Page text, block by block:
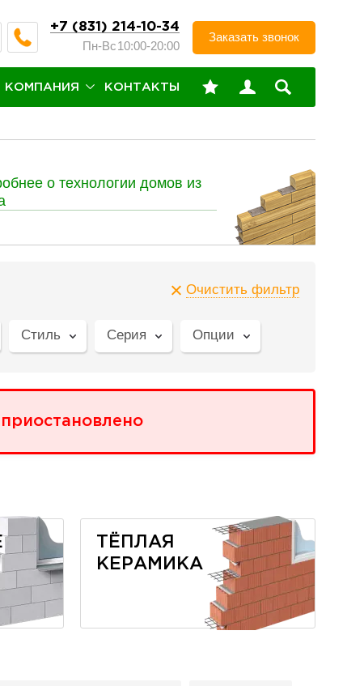
+7 (831) 214-10-34
Пн-Вс10:00-20:00
Заказать звонок
КОМПАНИЯ КОНТАКТЫ
о технологии домов из
Очистить фильтр
Стиль Серия Опции
ТЁПЛАЯ
КЕРАМИКА